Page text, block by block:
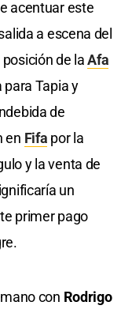
acentuar este
a escena del
posición de laAfa
Tapia y
de
en Fifa por la
y la venta de
un
primer pago
con Rodrigo